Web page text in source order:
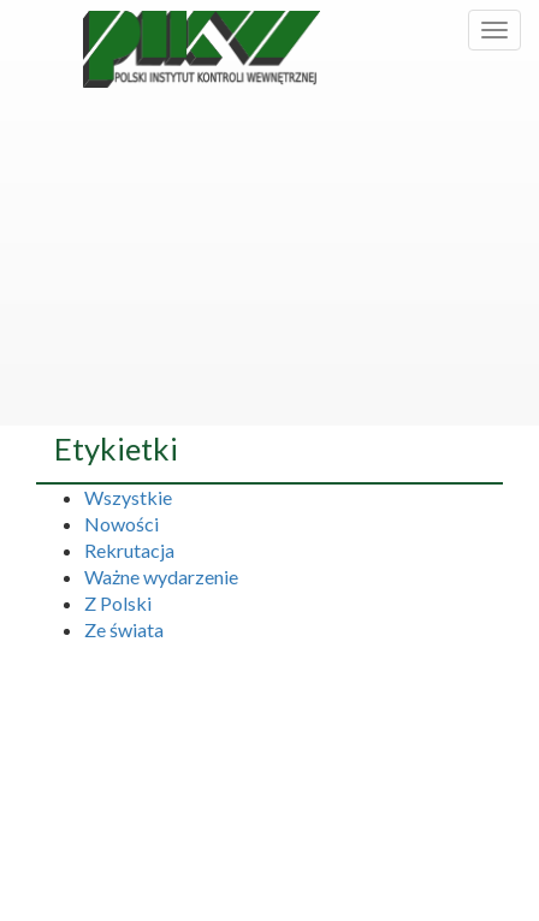
Etykietki
Wszystkie
Nowości
Rekrutacja
Ważne wydarzenie
Z Polski
Ze świata